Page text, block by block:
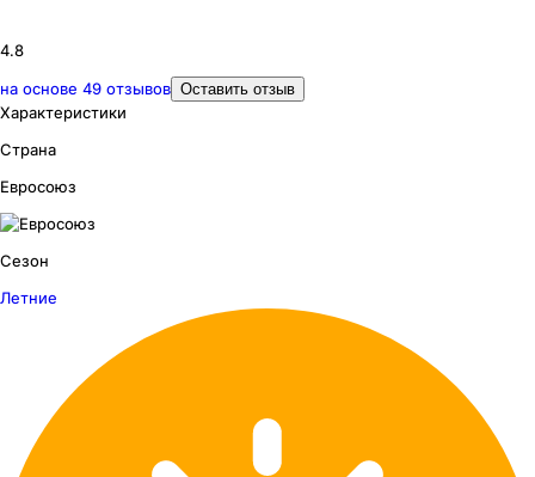
4.8
на основе 49 отзывов Оставить отзыв
Характеристики
Страна
Евросоюз
Сезон
Летние